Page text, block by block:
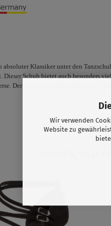
Wir verwenden
Website zu
Klassiker unter den
Schuh bietet auch besonders
Der 5cm hohe Absatz bietet eine
KUNDEN,